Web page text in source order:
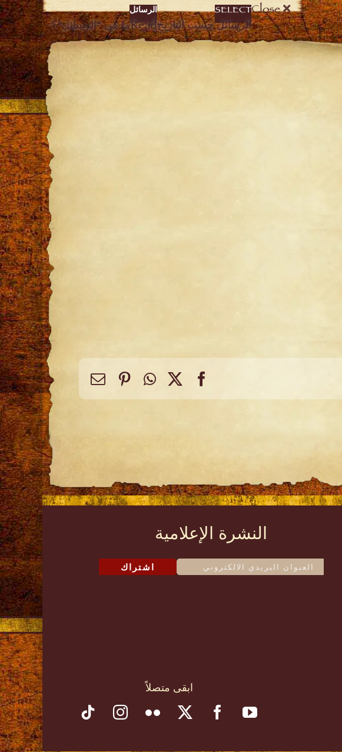
الرسائل
ما هي “الرسائل”؟Read
SELECT
الرسائل حسب التاريخ
Close
Facebook
X
WhatsApp
Pinterest
Email
النشرة الإعلامية
اشتراك
ابقى متصلاً